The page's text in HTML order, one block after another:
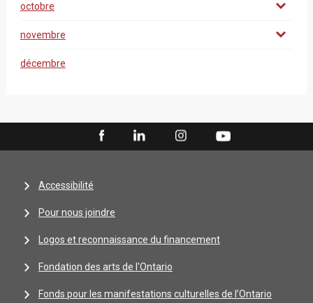
octobre
novembre
décembre
Accessibilité
Pour nous joindre
Logos et reconnaissance du financement
Fondation des arts de l'Ontario
Fonds pour les manifestations culturelles de l’Ontario